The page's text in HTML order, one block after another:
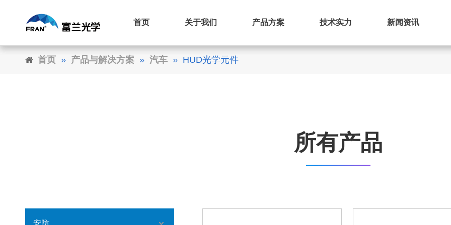
首页 关于我们 产品方案 技术实力 新闻资讯
首页 » 产品与解决方案 » 汽车 » HUD光学元件
所有产品
安防